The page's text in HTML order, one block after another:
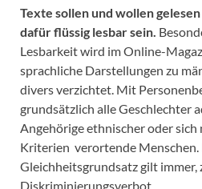
Texte sollen und wollen
dafür flüssig lesbar sein.
Lesbarkeit wird im Online-
sprachliche Darstellungen zu
divers verzichtet. Mit
grundsätzlich alle Geschlechter
Angehörige ethnischer oder
Kriterien verortende Menschen.
Gleichheitsgrundsatz gilt immer,
Diskriminierungsverbot.